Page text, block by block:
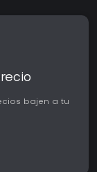
bajen a tu